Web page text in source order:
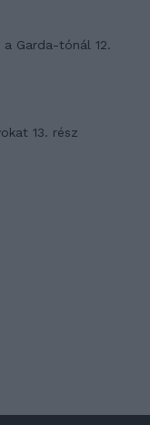
Garda-tónál 12.
13. rész